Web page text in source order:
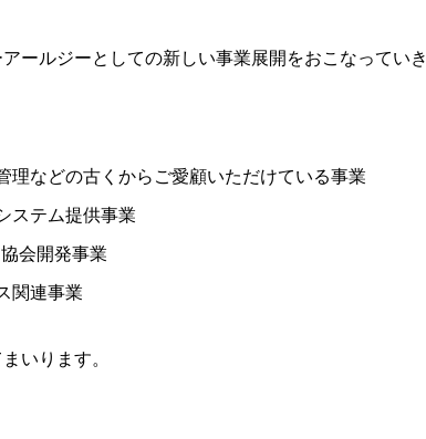
ールジーとしての新しい事業展開をおこなっていき
理などの古くからご愛顧いただけている事業
ステム提供事業
会開発事業
関連事業
いります。